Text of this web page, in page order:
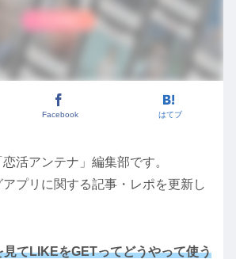
Facebook はてブ
活アンテナ」編集部です。
プリに関する記事・レポを更新し
てLIKEをGETってどうやって使う